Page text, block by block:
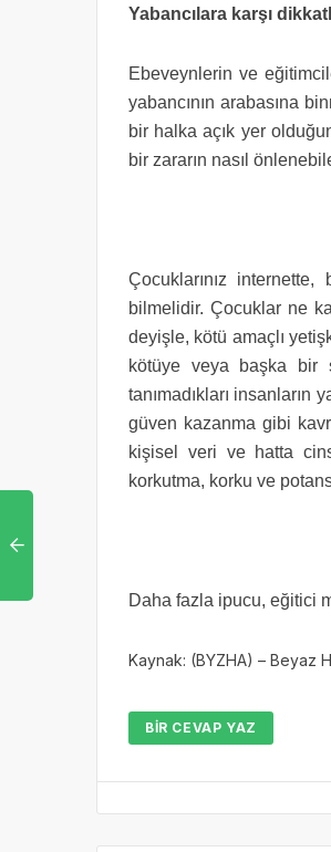
Yabancılara karşı
Ebeveynlerin ve
yabancının arabasına
bir halka açık yer
bir zararın nasıl
Çocuklarınız
bilmelidir. Çocuklar ne
deyişle, kötü amaçlı
kötüye veya başka bir
tanımadıkları insanların
güven kazanma gibi
kişisel veri ve hatta
korkutma, korku ve
Daha fazla ipucu, eğitici
Kaynak: (BYZHA) – Beyaz
BIR CEVAP YAZ